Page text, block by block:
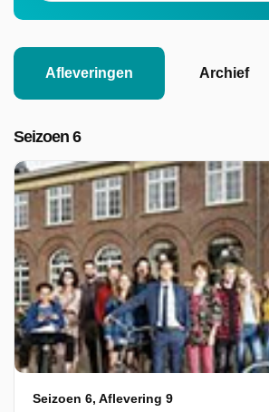
Afleveringen Archief
Seizoen 6
Seizoen 6, Aflevering 9